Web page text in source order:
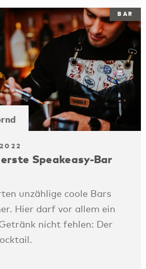
BAR
Speakeasy-Bar
unzählige coole Bars
Hier darf vor allem ein
nicht fehlen: Der